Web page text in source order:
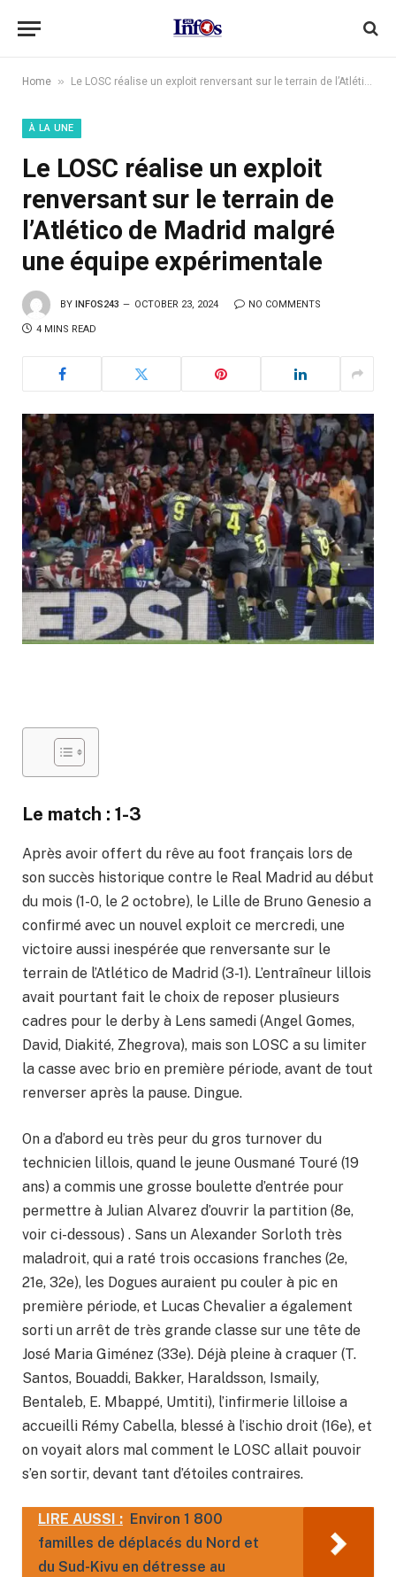
Home » Le LOSC réalise un exploit renversant sur le terrain de l’Atlético de Madrid malgré une équipe expérimentale
À LA UNE
Le LOSC réalise un exploit
renversant sur le terrain de
l’Atlético de Madrid malgré
une équipe expérimentale
BY INFOS243 OCTOBER 23, 2024 NO COMMENTS
4 MINS READ
Le match : 1-3
Après avoir offert du rêve au foot français lors de
son succès historique contre le Real Madrid au début
du mois (1-0, le 2 octobre), le Lille de Bruno Genesio a
confirmé avec un nouvel exploit ce mercredi, une
victoire aussi inespérée que renversante sur le
terrain de l’Atlético de Madrid (3-1). L’entraîneur lillois
avait pourtant fait le choix de reposer plusieurs
cadres pour le derby à Lens samedi (Angel Gomes,
David, Diakité, Zhegrova), mais son LOSC a su limiter
la casse avec brio en première période, avant de tout
renverser après la pause. Dingue.
On a d’abord eu très peur du gros turnover du
technicien lillois, quand le jeune Ousmané Touré (19
ans) a commis une grosse boulette d’entrée pour
permettre à Julian Alvarez d’ouvrir la partition (8e,
voir ci-dessous) . Sans un Alexander Sorloth très
maladroit, qui a raté trois occasions franches (2e,
21e, 32e), les Dogues auraient pu couler à pic en
première période, et Lucas Chevalier a également
sorti un arrêt de très grande classe sur une tête de
José Maria Giménez (33e). Déjà pleine à craquer (T.
Santos, Bouaddi, Bakker, Haraldsson, Ismaily,
Bentaleb, E. Mbappé, Umtiti), l’infirmerie lilloise a
accueilli Rémy Cabella, blessé à l’ischio droit (16e), et
on voyait alors mal comment le LOSC allait pouvoir
s’en sortir, devant tant d’étoiles contraires.
LIRE AUSSI : Environ 1 800
familles de déplacés du Nord et
du Sud-Kivu en détresse au